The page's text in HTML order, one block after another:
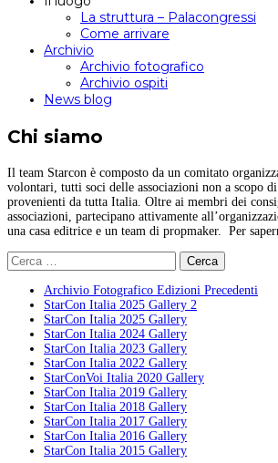
La struttura – Palacongressi
Come arrivare
Archivio
Archivio fotografico
Archivio ospiti
News blog
Chi siamo
Il team Starcon è composto da un comitato
volontari, tutti soci delle associazioni non a scopo
provenienti da tutta Italia. Oltre ai membri dei
associazioni, partecipano attivamente
una casa editrice e un team di propmaker. Per
Ricerca
per:
Archivio Fotografico Edizioni Precedenti
StarCon Italia 2025 Gallery 2
StarCon Italia 2025 Gallery
StarCon Italia 2024 Gallery
StarCon Italia 2023 Gallery
StarCon Italia 2022 Gallery
StarConVoi Italia 2020 Gallery
StarCon Italia 2019 Gallery
StarCon Italia 2018 Gallery
StarCon Italia 2017 Gallery
StarCon Italia 2016 Gallery
StarCon Italia 2015 Gallery